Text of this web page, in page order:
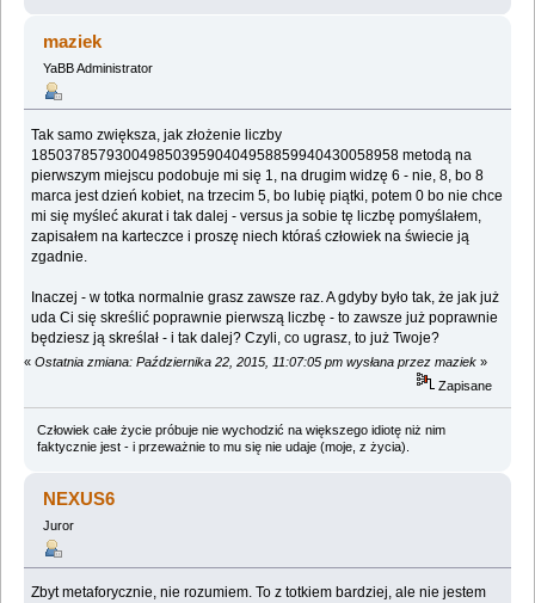
maziek
YaBB Administrator
Tak samo zwiększa, jak złożenie liczby
18503785793004985039590404958859940430058958 metodą na
pierwszym miejscu podobuje mi się 1, na drugim widzę 6 - nie, 8, bo 8
marca jest dzień kobiet, na trzecim 5, bo lubię piątki, potem 0 bo nie chce
mi się myśleć akurat i tak dalej - versus ja sobie tę liczbę pomyślałem,
zapisałem na karteczce i proszę niech któraś człowiek na świecie ją
zgadnie.
Inaczej - w totka normalnie grasz zawsze raz. A gdyby było tak, że jak już
uda Ci się skreślić poprawnie pierwszą liczbę - to zawsze już poprawnie
będziesz ją skreślał - i tak dalej? Czyli, co ugrasz, to już Twoje?
« Ostatnia zmiana: Października 22, 2015, 11:07:05 pm wysłana przez maziek »
Zapisane
Człowiek całe życie próbuje nie wychodzić na większego idiotę niż nim
faktycznie jest - i przeważnie to mu się nie udaje (moje, z życia).
NEXUS6
Juror
Zbyt metaforycznie, nie rozumiem. To z totkiem bardziej, ale nie jestem